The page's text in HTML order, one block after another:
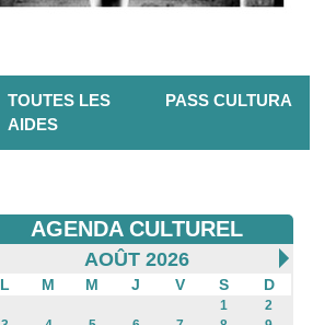
TOUTES LES
AIDES
PASS CULTURA
AGENDA CULTUREL
AOÛT 2026
L M M J V S D
1
2